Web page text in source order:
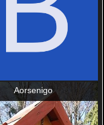
Aorsenigo